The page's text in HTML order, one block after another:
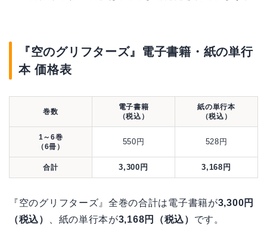
『空のグリフターズ』電子書籍・紙の単行
本 価格表
巻数
電子書籍
（税込）
紙の単行本
（税込）
1～6巻
（6冊）
550円 528円
合計 3,300円 3,168円
『空のグリフターズ』全巻の合計は電子書籍が3,300円
（税込）
、紙の単行本が3,168円（税込） です。